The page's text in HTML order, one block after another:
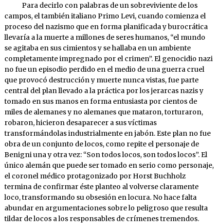
Para decirlo con palabras de un sobreviviente de los
campos, el también italiano Primo Levi, cuando comienza el
proceso del nazismo que en forma planificada y burocrática
llevaría a la muerte a millones de seres humanos, “el mundo
se agitaba en sus cimientos y se hallaba en un ambiente
completamente impregnado por el crimen”. El genocidio nazi
no fue un episodio perdido en el medio de una guerra cruel
que provocó destrucción y muerte nunca vistas, fue parte
central del plan llevado a la práctica por los jerarcas nazis y
tomado en sus manos en forma entusiasta por cientos de
miles de alemanes y no alemanes que mataron, torturaron,
robaron, hicieron desaparecer a sus víctimas
transformándolas industrialmente en jabón. Este plan no fue
obra de un conjunto de locos, como repite el personaje de
Benigni una y otra vez: “Son todos locos, son todos locos”. El
único alemán que puede ser tomado en serio como personaje,
el coronel médico protagonizado por Horst Buchholz
termina de confirmar éste planteo al volverse claramente
loco, transformando su obsesión en locura. No hace falta
abundar en argumentaciones sobre lo peligroso que resulta
tildar de locos a los responsables de crímenes tremendos.